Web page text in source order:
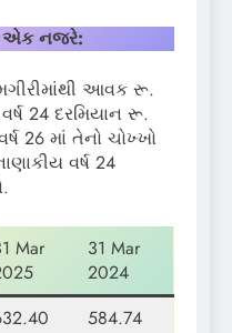
એક નજરે:
આવક રૂ.
24 દરમિયાન રૂ.
26 માં તેનો ચોખ્ખો
વર્ષ 24
Mar
31 Mar
2024
584.74